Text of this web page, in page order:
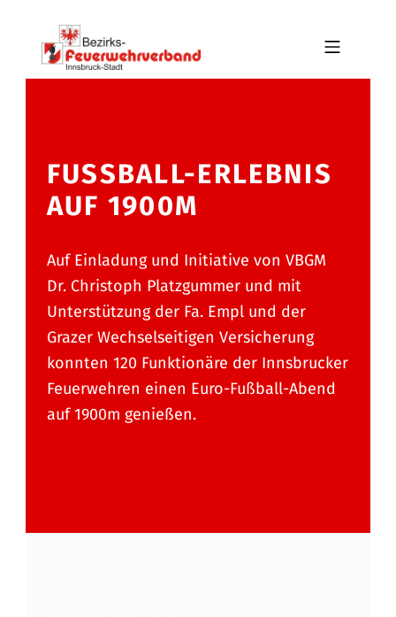
Skip to main navigation
Skip to main content
Skip to footer
BFV INNSBRUCK-STADT
FUSSBALL-ERLEBNIS A
UF 1900M
Auf Einladung und Initiative von VBGM
Dr. Christoph Platzgummer und mit
Unterstützung der Fa. Empl und der
Grazer Wechselseitigen Versicherung
konnten 120 Funktionäre der Innsbrucker
Feuerwehren einen Euro-Fußball-Abend
auf 1900m genießen.